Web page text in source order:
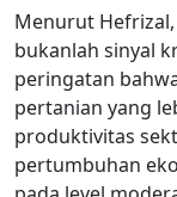
Menurut
bukanlah sinyal
peringatan
pertanian yang
produktivitas
pertumbuhan